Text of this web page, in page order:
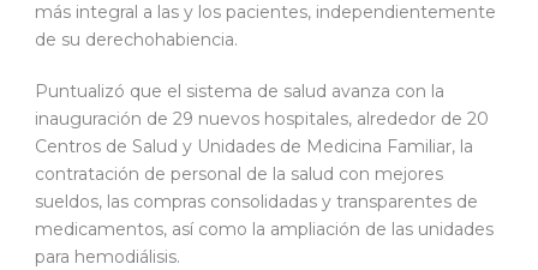
más integral a las y los pacientes, independientemente
de su derechohabiencia.
Puntualizó que el sistema de salud avanza con la
inauguración de 29 nuevos hospitales, alrededor de 20
Centros de Salud y Unidades de Medicina Familiar, la
contratación de personal de la salud con mejores
sueldos, las compras consolidadas y transparentes de
medicamentos, así como la ampliación de las unidades
para hemodiálisis.